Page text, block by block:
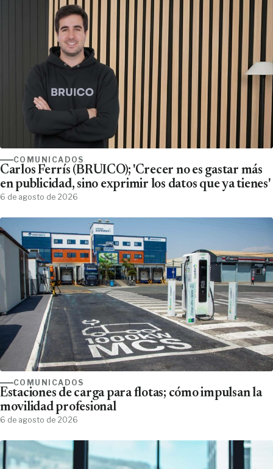
COMUNICADOS
Carlos Ferrís (BRUICO); 'Crecer no es gastar más
en publicidad, sino exprimir los datos que ya tienes'
6 de agosto de 2026
COMUNICADOS
Estaciones de carga para flotas; cómo impulsan la
movilidad profesional
6 de agosto de 2026